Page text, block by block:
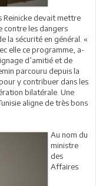
Reinicke devait mettre
contre les dangers
la sécurité en général. «
elle ce programme, a-
d’amitié et de
parcouru depuis la
y contribuer dans les
bilatérale. Une
aligne de très bons
Au nom du
ministre
des
Affaires